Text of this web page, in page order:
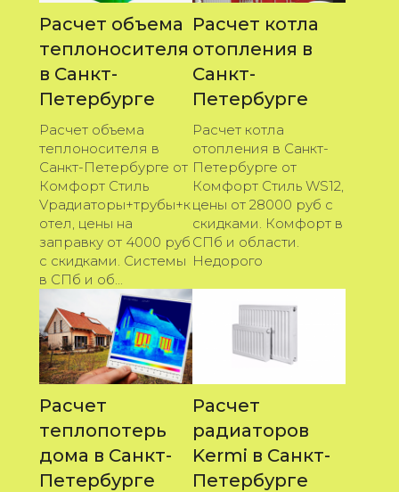
Расчет объема
теплоносителя
в Санкт-
Петербурге
Расчет объема
теплоносителя в
Санкт-Петербурге от
Комфорт Стиль
Vрадиаторы+трубы+к
отел, цены на
заправку от 4000 руб
с скидками. Системы
в СПб и об...
Расчет котла
отопления в
Санкт-
Петербурге
Расчет котла
отопления в Санкт-
Петербурге от
Комфорт Стиль WS12,
цены от 28000 руб с
скидками. Комфорт в
СПб и области.
Недорого
Расчет
теплопотерь
дома в Санкт-
Петербурге
Расчет
радиаторов
Kermi в Санкт-
Петербурге